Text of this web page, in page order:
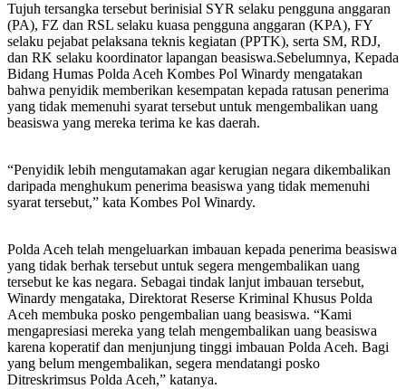
Tujuh tersangka tersebut berinisial SYR selaku pengguna anggaran
(PA), FZ dan RSL selaku kuasa pengguna anggaran (KPA), FY
selaku pejabat pelaksana teknis kegiatan (PPTK), serta SM, RDJ,
dan RK selaku koordinator lapangan beasiswa.Sebelumnya, Kepada
Bidang Humas Polda Aceh Kombes Pol Winardy mengatakan
bahwa penyidik memberikan kesempatan kepada ratusan penerima
yang tidak memenuhi syarat tersebut untuk mengembalikan uang
beasiswa yang mereka terima ke kas daerah.
“Penyidik lebih mengutamakan agar kerugian negara dikembalikan
daripada menghukum penerima beasiswa yang tidak memenuhi
syarat tersebut,” kata Kombes Pol Winardy.
Polda Aceh telah mengeluarkan imbauan kepada penerima beasiswa
yang tidak berhak tersebut untuk segera mengembalikan uang
tersebut ke kas negara. Sebagai tindak lanjut imbauan tersebut,
Winardy mengataka, Direktorat Reserse Kriminal Khusus Polda
Aceh membuka posko pengembalian uang beasiswa. “Kami
mengapresiasi mereka yang telah mengembalikan uang beasiswa
karena koperatif dan menjunjung tinggi imbauan Polda Aceh. Bagi
yang belum mengembalikan, segera mendatangi posko
Ditreskrimsus Polda Aceh,” katanya.